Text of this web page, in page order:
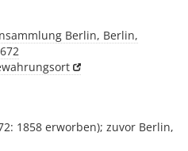
Berlin, Berlin,
1858 erworben); zuvor Berlin,